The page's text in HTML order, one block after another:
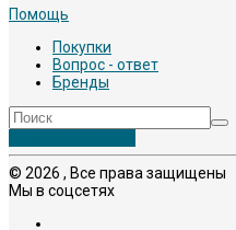
Помощь
Покупки
Вопрос - ответ
Бренды
© 2026 , Все права защищены
Мы в соцсетях